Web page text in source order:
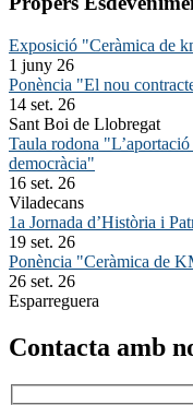
Exposició "Ceràmica de
1 juny 26
Ponència "El nou
14 set. 26
Sant Boi de Llobregat
Taula rodona
democràcia"
16 set. 26
Viladecans
1a Jornada d’Història i
19 set. 26
Ponència "Ceràmica de
26 set. 26
Esparreguera
Contacta amb